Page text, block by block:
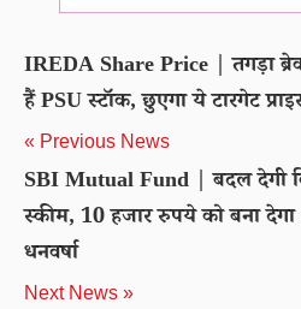
IREDA Share Price | तगड़ा
हैं PSU स्टॉक, छुएगा ये टारगेट
« Previous News
SBI Mutual Fund | बदल देगी
स्कीम, 10 हजार रुपये को बना
धनवर्षा
Next News »